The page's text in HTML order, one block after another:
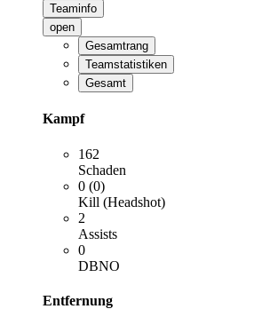
Teaminfo
open
Gesamtrang
Teamstatistiken
Gesamt
Kampf
162
Schaden
0 (0)
Kill (Headshot)
2
Assists
0
DBNO
Entfernung